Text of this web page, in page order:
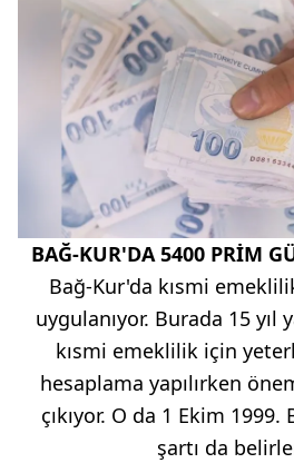
BAĞ-KUR'DA 5400 PRİM
Bağ-Kur'da kısmi
uygulanıyor. Burada 15 yıl
kısmi emeklilik için
hesaplama yapılırken
çıkıyor. O da 1 Ekim
şartı da